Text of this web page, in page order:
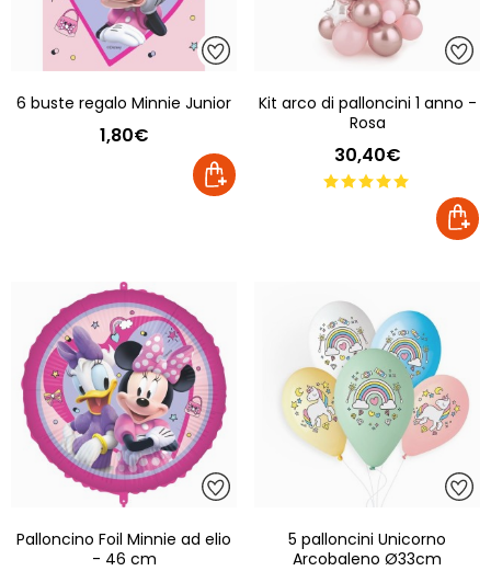
6 buste regalo Minnie Junior
1,80€
Kit arco di palloncini 1 anno -
Rosa
30,40€
Palloncino Foil Minnie ad elio
- 46 cm
5 palloncini Unicorno
Arcobaleno Ø33cm